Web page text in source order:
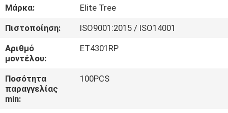
ΣΧΕΤΙΚΆ
ΜΕ
ΕΜΆΣ
ΓΎΡΟΣ
ΕΡΓΟΣΤΑΣΊΩΝ
Μάρκα:
Elite Tree
Πιστοποίηση:
ISO9001:2015 / ISO14001
Αριθμό
μοντέλου:
ET4301RP
Ποσότητα
παραγγελίας
min:
100PCS